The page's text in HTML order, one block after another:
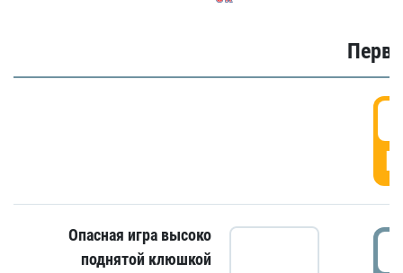
Опасная игра высоко
поднятой клюшкой